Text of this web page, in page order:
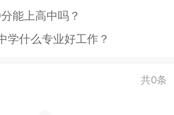
能上高中吗？
学什么专业好工作？
共0条